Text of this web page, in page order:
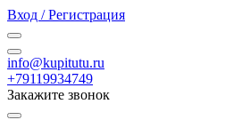
Вход / Регистрация
info@kupitutu.ru
+79119934749
Закажите звонок